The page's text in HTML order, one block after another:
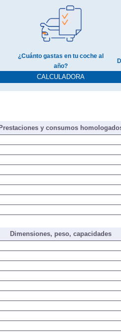
¿Cuánto gastas en tu coche al
año?
CALCULADORA
y consumos
Dimensiones, peso, capacidades